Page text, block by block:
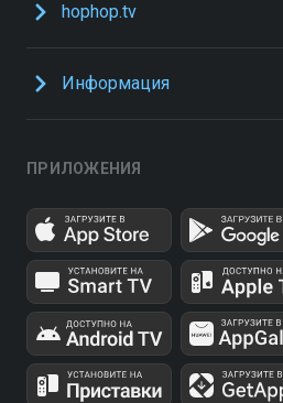
hophop.tv
Информация
ПРИЛОЖЕНИЯ